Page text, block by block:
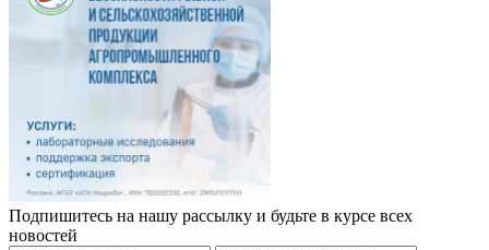
Подпишитесь на нашу рассылку и будьте в курсе всех
новостей